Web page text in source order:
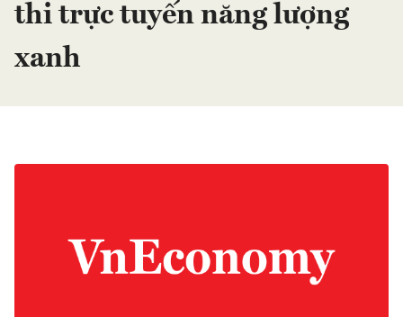
thi trực tuyến năng lượng
xanh